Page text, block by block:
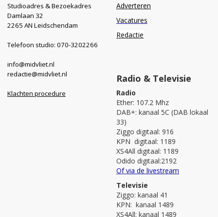
Studioadres & Bezoekadres
Damlaan 32
2265 AN Leidschendam
Telefoon studio: 070-3202266
info@midvliet.nl
redactie@midvliet.nl
Klachten procedure
Adverteren
Vacatures
Redactie
Radio & Televisie
Radio
Ether: 107.2 Mhz
DAB+: kanaal 5C (DAB lokaal
33)
Ziggo digitaal: 916
KPN digitaal: 1189
XS4All digitaal: 1189
Odido digitaal:2192
Of via de livestream
Televisie
Ziggo: kanaal 41
KPN: kanaal 1489
XS4All: kanaal 1489